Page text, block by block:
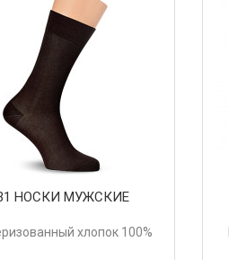
НОСКИ МУЖСКИЕ
хлопок 100%